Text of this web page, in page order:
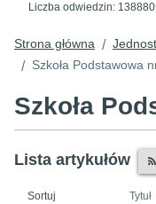
Liczba odwiedzin:
Strona główna /
/ Szkoła Podstawowa
Szkoła
Lista artykułów
Sortuj
Tytuł